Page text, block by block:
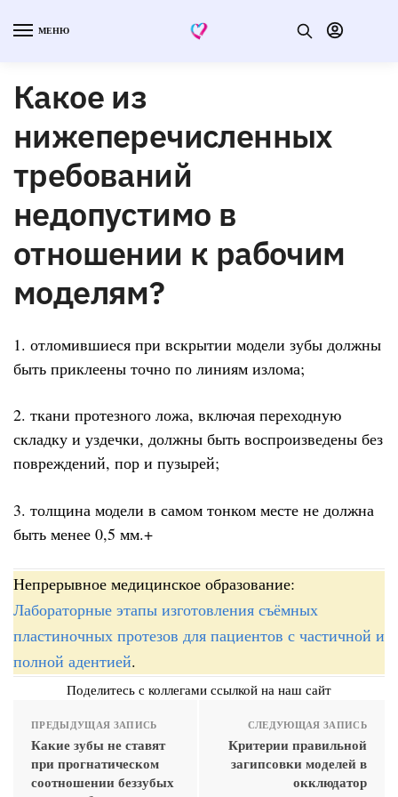
МЕНЮ
Какое из
нижеперечисленных
требований
недопустимо в
отношении к рабочим
моделям?
1. отломившиеся при вскрытии модели зубы должны
быть приклеены точно по линиям излома;
2. ткани протезного ложа, включая переходную
складку и уздечки, должны быть воспроизведены без
повреждений, пор и пузырей;
3. толщина модели в самом тонком месте не должна
быть менее 0,5 мм.+
Непрерывное медицинское образование:
Лабораторные этапы изготовления съёмных
пластиночных протезов для пациентов с частичной и
полной адентией.
Поделитесь с коллегами ссылкой на наш сайт
ПРЕДЫДУЩАЯ ЗАПИСЬ
Какие зубы не ставят
при прогнатическом
соотношении беззубых
СЛЕДУЮЩАЯ ЗАПИСЬ
Критерии правильной
загипсовки моделей в
окклюдатор